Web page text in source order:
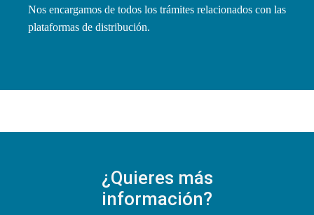
Nos encargamos de todos los trámites relacionados con las
plataformas de distribución.
¿Quieres más
información?